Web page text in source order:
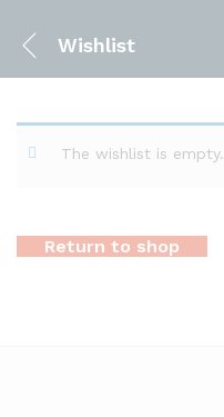
Wishlist
The wishlist is empty.
Return to shop